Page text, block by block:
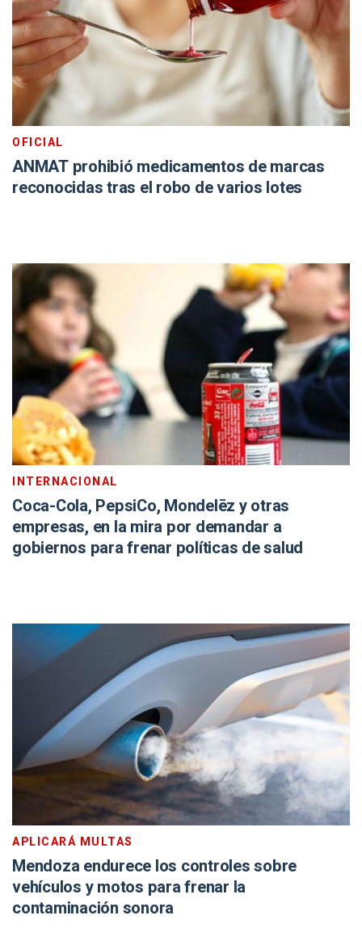
OFICIAL
ANMAT prohibió medicamentos de marcas
reconocidas tras el robo de varios lotes
INTERNACIONAL
Coca-Cola, PepsiCo, Mondelēz y otras
empresas, en la mira por demandar a
gobiernos para frenar políticas de salud
APLICARÁ MULTAS
Mendoza endurece los controles sobre
vehículos y motos para frenar la
contaminación sonora